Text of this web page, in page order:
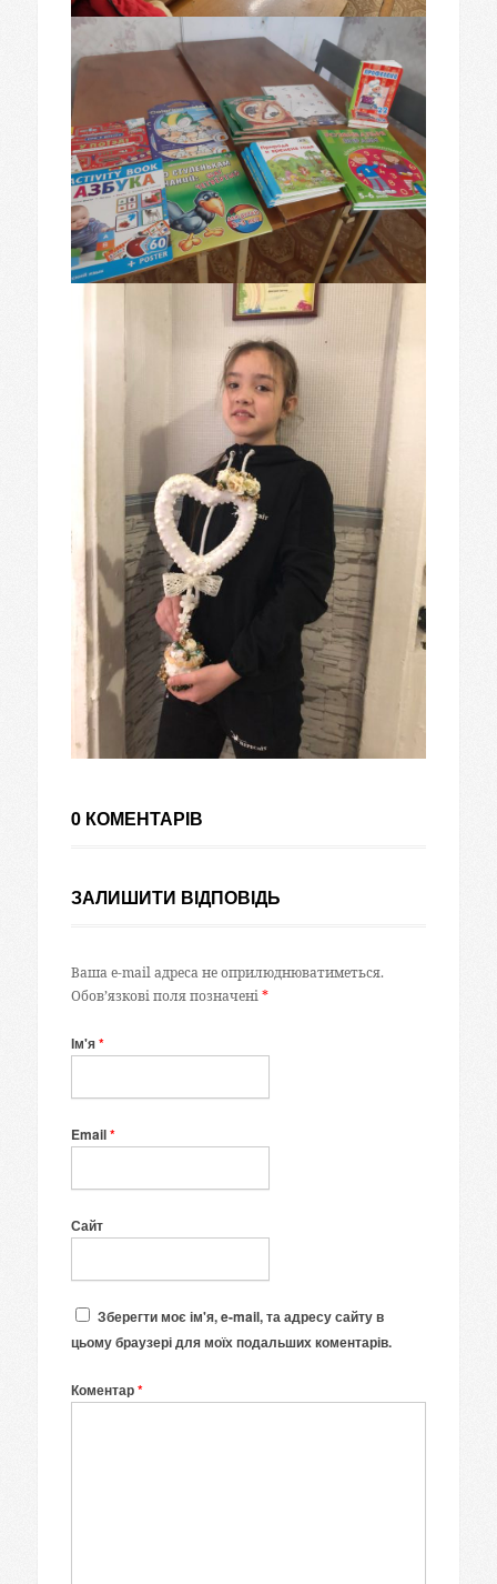
0 КОМЕНТАРІВ
ЗАЛИШИТИ ВІДПОВІДЬ
Ваша e-mail адреса не оприлюднюватиметься.
Обов’язкові поля позначені*
Ім'я*
Email*
Сайт
Зберегти моє ім'я, e-mail, та адресу сайту в
цьому браузері для моїх подальших коментарів.
Коментар*